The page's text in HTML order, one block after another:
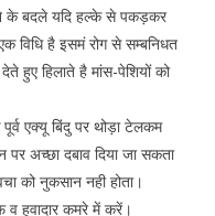
के बदले यदि हल्के से पकड़कर
विधि है इसमं रोग से सम्बनिधत
हुए हिलाते है मांस-पेशियों को
एक्यू बिंदु पर थोड़ा टेलकम
अच्छा दबाव दिया जा सकता
को नुकसान नही होता।
हवादार कमरे में करें।